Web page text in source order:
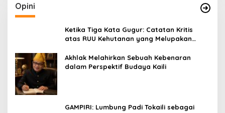
Opini
Ketika Tiga Kata Gugur: Catatan Kritis
atas RUU Kehutanan yang Melupakan
Akhlak Melahirkan Sebuah Kebenaran
dalam Perspektif Budaya Kaili
GAMPIRI: Lumbung Padi Tokaili sebagai